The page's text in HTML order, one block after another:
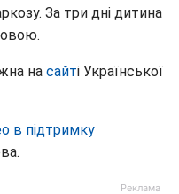
За три дні дитина
на сайті Української
в підтримку